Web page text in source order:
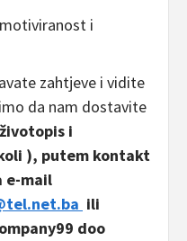
i
zahtjeve i vidite
da nam dostavite
i
), putem kontakt
e-mail
ili
doo